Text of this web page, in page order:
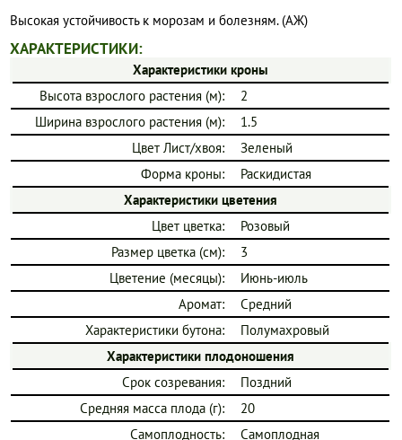
Высокая устойчивость к морозам и болезням. (АЖ)
ХАРАКТЕРИСТИКИ:
Характеристики кроны
Высота взрослого растения (м):
2
Ширина взрослого растения (м):
1.5
Цвет Лист/хвоя:
Зеленый
Форма кроны:
Раскидистая
Характеристики цветения
Цвет цветка:
Розовый
Размер цветка (см):
3
Цветение (месяцы):
Июнь-июль
Аромат:
Средний
Характеристики бутона:
Полумахровый
Характеристики плодоношения
Срок созревания:
Поздний
Средняя масса плода (г):
20
Самоплодность:
Самоплодная